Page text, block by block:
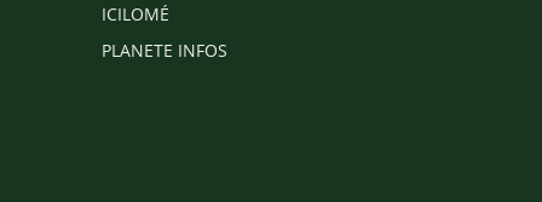
ICILOMÉ
PLANETE INFOS